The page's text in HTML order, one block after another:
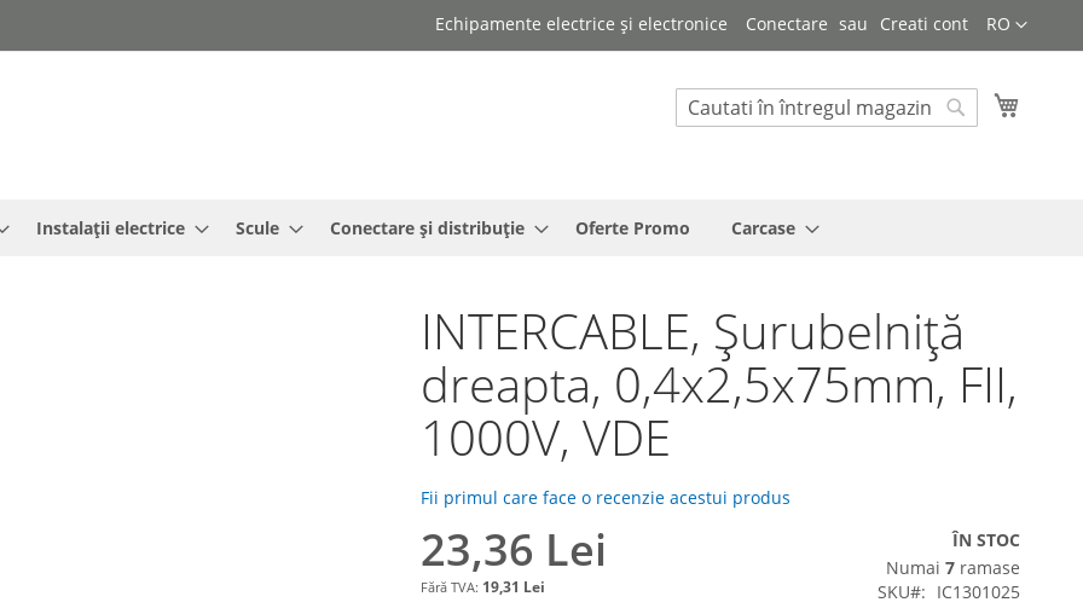
Limba
RO
Echipamente electrice și electronice Conectare Creati cont
Cautare
Instalații electrice Scule Conectare și distribuție Oferte Promo Carcase
INTERCABLE, Șurubelniță
dreapta, 0,4x2,5x75mm, FII,
1000V, VDE
Fii primul care face o recenzie acestui produs
23,36 Lei
19,31 Lei
ÎN STOC
Numai 7 ramase
SKU
IC1301025